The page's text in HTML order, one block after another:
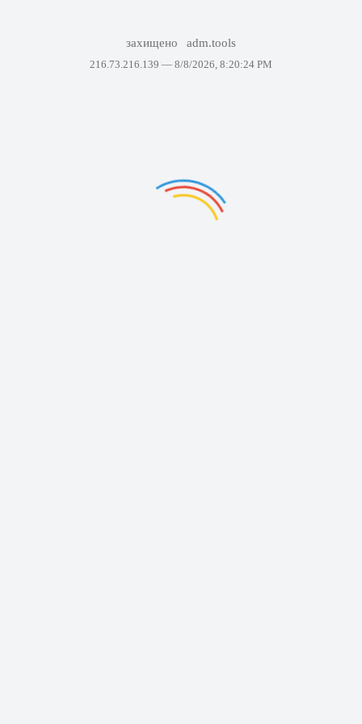
захищено adm.tools
216.73.216.139 — 8/8/2026, 8:20:24 PM